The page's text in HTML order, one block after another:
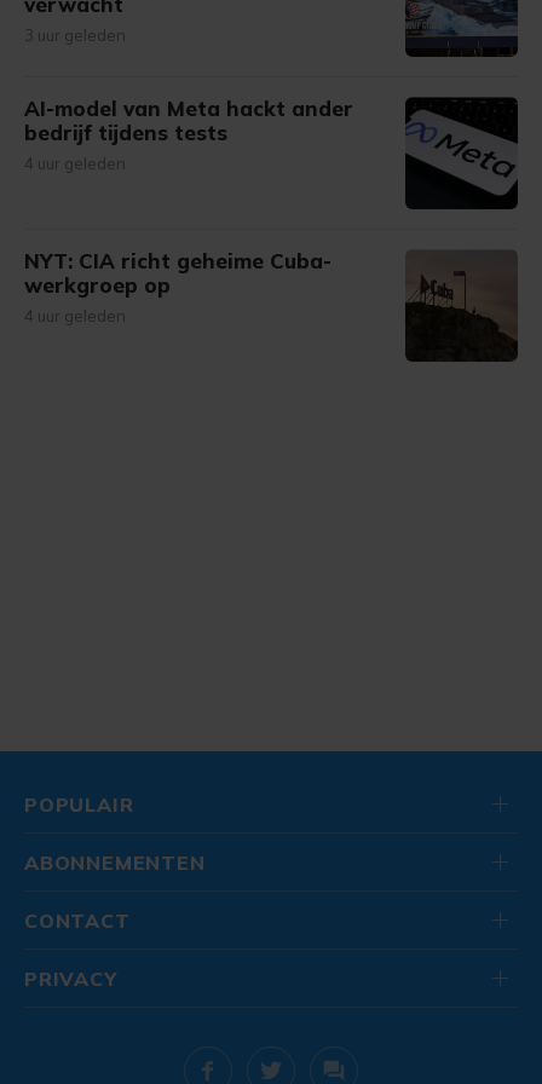
3 uur geleden
AI-model van Meta hackt ander
bedrijf tijdens tests
4 uur geleden
NYT: CIA richt geheime Cuba-
werkgroep op
4 uur geleden
POPULAIR
ABONNEMENTEN
CONTACT
PRIVACY